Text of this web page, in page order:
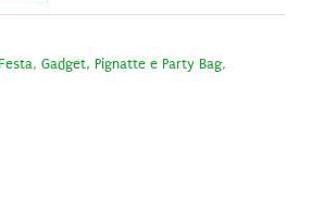
, Gadget, Pignatte e Party Bag,